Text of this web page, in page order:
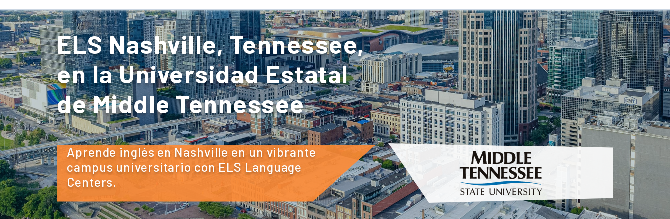
ELS Nashville, Tennessee,
en la Universidad Estatal
de Middle Tennessee
Aprende inglés en Nashville en un vibrante
campus universitario con ELS Language
Centers.